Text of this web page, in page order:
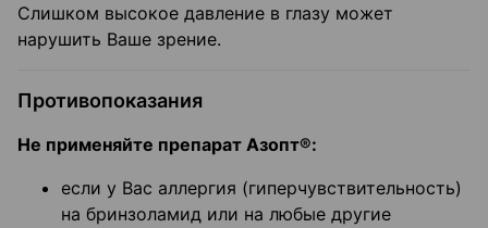
Слишком высокое давление в глазу может
нарушить Ваше зрение.
Противопоказания
Не применяйте препарат Азопт®:
если у Вас аллергия (гиперчувствительность)
на бринзоламид или на любые другие